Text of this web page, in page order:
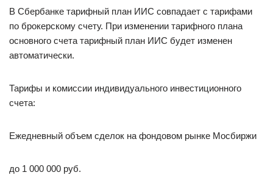
В Сбербанке тарифный план ИИС совпадает с тарифами
по брокерскому счету. При изменении тарифного плана
основного счета тарифный план ИИС будет изменен
автоматически.
Тарифы и комиссии индивидуального инвестиционного
счета:
Ежедневный объем сделок на фондовом рынке Мосбиржи
до 1 000 000 руб.